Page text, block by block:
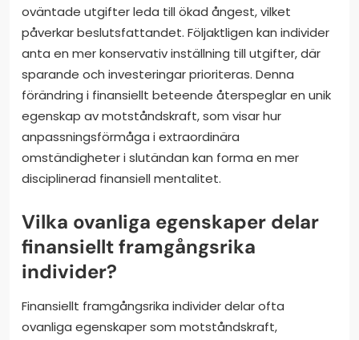
oväntade utgifter leda till ökad ångest, vilket
påverkar beslutsfattandet. Följaktligen kan individer
anta en mer konservativ inställning till utgifter, där
sparande och investeringar prioriteras. Denna
förändring i finansiellt beteende återspeglar en unik
egenskap av motståndskraft, som visar hur
anpassningsförmåga i extraordinära
omständigheter i slutändan kan forma en mer
disciplinerad finansiell mentalitet.
Vilka ovanliga egenskaper delar
finansiellt framgångsrika
individer?
Finansiellt framgångsrika individer delar ofta
ovanliga egenskaper som motståndskraft,